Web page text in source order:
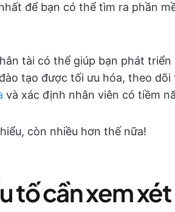
để bạn có thể tìm ra phần
tài có thể giúp bạn phát
tạo được tối ưu hóa, theo dõi
và xác định nhân viên có tiềm
còn nhiều hơn thế nữa!
tố cần xem